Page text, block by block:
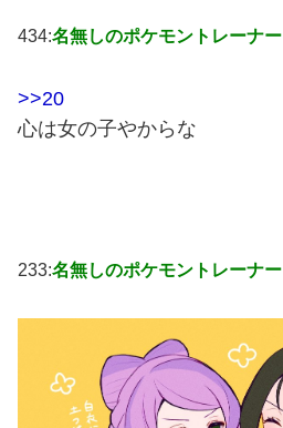
434:名無しのポケモントレーナー
>>20
心は女の子やからな
233:名無しのポケモントレーナー